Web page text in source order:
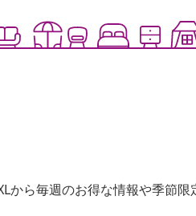
から毎週のお得な情報や季節限